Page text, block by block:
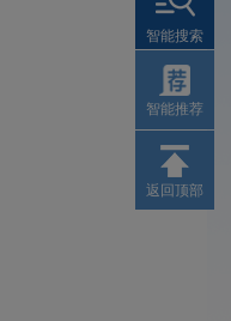
智能搜索
智能推荐
返回顶部